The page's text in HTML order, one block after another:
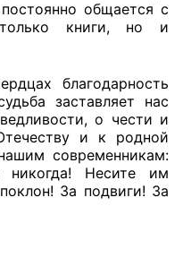
общается с
книги, но и
благодарность
заставляет нас
о чести и
и к родной
современникам:
никогда! Несите им
За подвиги! За